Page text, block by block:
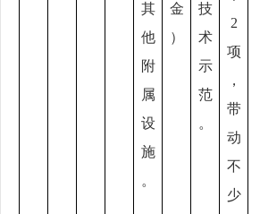
其
他
附
属
设
施
。
金
）
技
术
示
范
。
2
项
，
带
动
不
少